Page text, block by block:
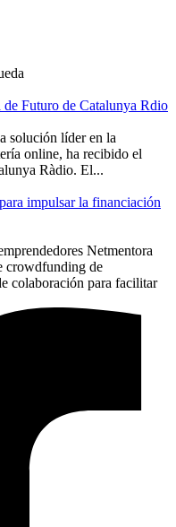
Futuro de Catalunya Rdio
solución líder en la
online, ha recibido el
Ràdio. El...
impulsar la financiación
Netmentora
crowdfunding de
colaboración para facilitar